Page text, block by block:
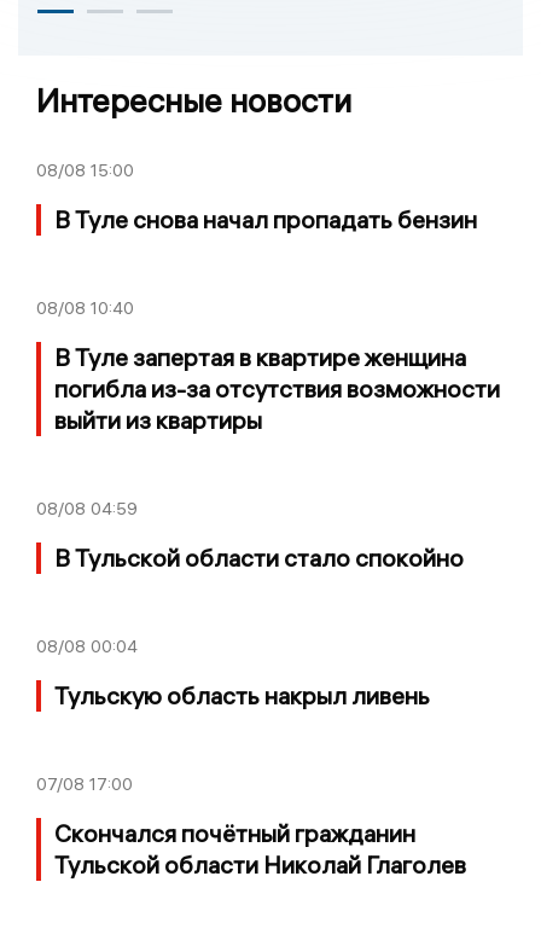
Интересные новости
08/08 15:00
В Туле снова начал пропадать бензин
08/08 10:40
В Туле запертая в квартире женщина
погибла из-за отсутствия возможности
выйти из квартиры
08/08 04:59
В Тульской области стало спокойно
08/08 00:04
Тульскую область накрыл ливень
07/08 17:00
Скончался почётный гражданин
Тульской области Николай Глаголев